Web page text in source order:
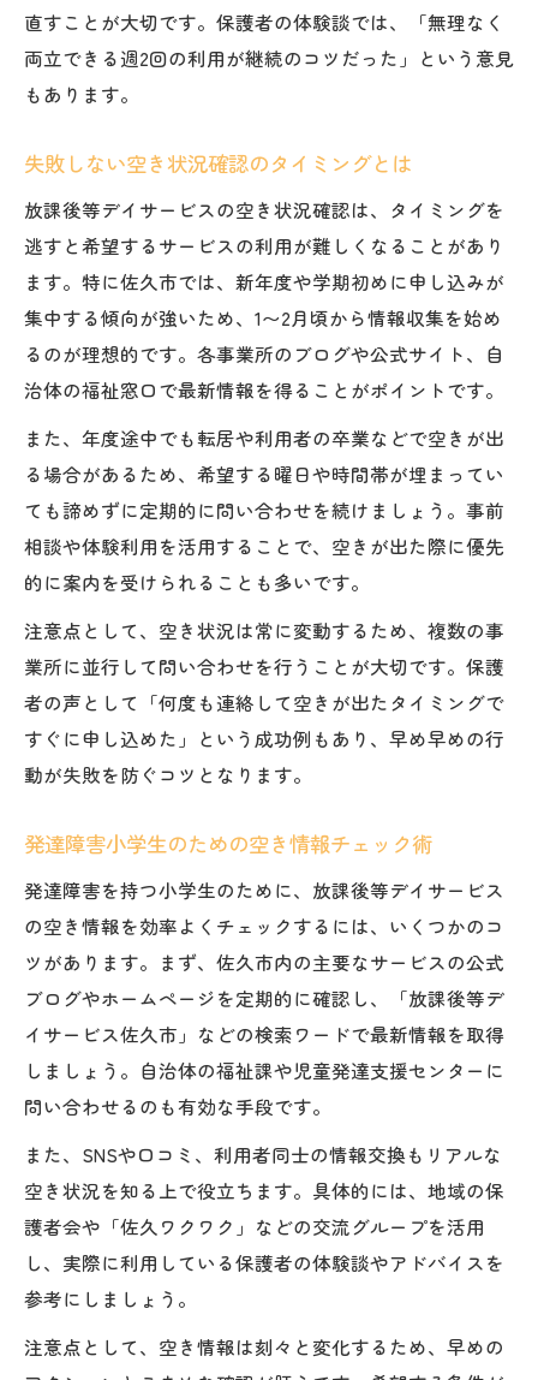
直すことが大切です。保護者の体験談では、「無理なく
両立できる週2回の利用が継続のコツだった」という意見
もあります。
失敗しない空き状況確認のタイミングとは
放課後等デイサービスの空き状況確認は、タイミングを
逃すと希望するサービスの利用が難しくなることがあり
ます。特に佐久市では、新年度や学期初めに申し込みが
集中する傾向が強いため、1〜2月頃から情報収集を始め
るのが理想的です。各事業所のブログや公式サイト、自
治体の福祉窓口で最新情報を得ることがポイントです。
また、年度途中でも転居や利用者の卒業などで空きが出
る場合があるため、希望する曜日や時間帯が埋まってい
ても諦めずに定期的に問い合わせを続けましょう。事前
相談や体験利用を活用することで、空きが出た際に優先
的に案内を受けられることも多いです。
注意点として、空き状況は常に変動するため、複数の事
業所に並行して問い合わせを行うことが大切です。保護
者の声として「何度も連絡して空きが出たタイミングで
すぐに申し込めた」という成功例もあり、早め早めの行
動が失敗を防ぐコツとなります。
発達障害小学生のための空き情報チェック術
発達障害を持つ小学生のために、放課後等デイサービス
の空き情報を効率よくチェックするには、いくつかのコ
ツがあります。まず、佐久市内の主要なサービスの公式
ブログやホームページを定期的に確認し、「放課後等デ
イサービス佐久市」などの検索ワードで最新情報を取得
しましょう。自治体の福祉課や児童発達支援センターに
問い合わせるのも有効な手段です。
また、SNSや口コミ、利用者同士の情報交換もリアルな
空き状況を知る上で役立ちます。具体的には、地域の保
護者会や「佐久ワクワク」などの交流グループを活用
し、実際に利用している保護者の体験談やアドバイスを
参考にしましょう。
注意点として、空き情報は刻々と変化するため、早めの